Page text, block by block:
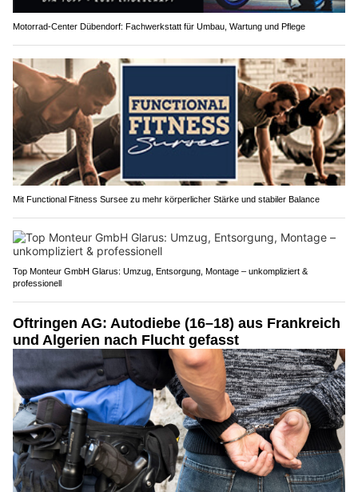
Motorrad-Center Dübendorf: Fachwerkstatt für Umbau, Wartung und Pflege
Mit Functional Fitness Sursee zu mehr körperlicher Stärke und stabiler Balance
Top Monteur GmbH Glarus: Umzug, Entsorgung, Montage – unkompliziert &
professionell
Oftringen AG: Autodiebe (16–18) aus Frankreich
und Algerien nach Flucht gefasst